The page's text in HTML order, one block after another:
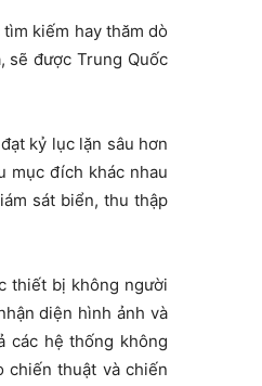
kiếm hay thăm dò
sẽ được Trung Quốc
kỷ lục lặn sâu hơn
mục đích khác nhau
sát biển, thu thập
thiết bị không người
diện hình ảnh và
các hệ thống không
chiến thuật và chiến